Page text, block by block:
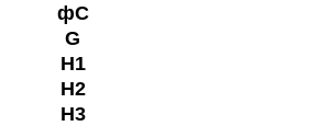
фС
G
H1
H2
H3